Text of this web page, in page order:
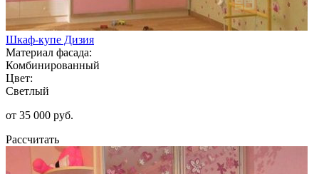
Шкаф-купе Дизия
Материал фасада:
Комбинированный
Цвет:
Светлый
от 35 000 руб.
Рассчитать